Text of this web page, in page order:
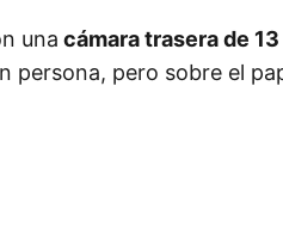
una cámara trasera de
pero sobre el